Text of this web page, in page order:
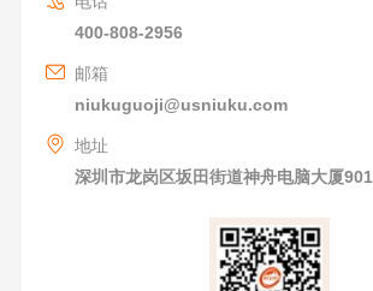
400-808-2956
邮箱
niukuguoji@usniuku.com
地址
深圳市龙岗区坂田街道神舟电脑大厦901